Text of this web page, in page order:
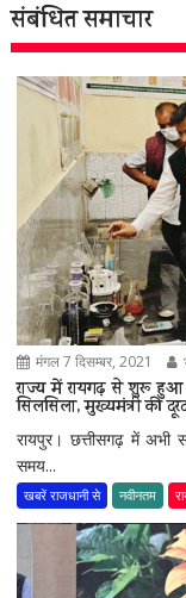
संबंधित समाचार
मंगल 7 दिसम्बर, 2021
राज्य में रायगढ़ से शुरू
सिलसिला, मुख्यमंत्री की
रायपुर। छत्तीसगढ़ में
समय...
खबरें राजधानी से नवीनतम